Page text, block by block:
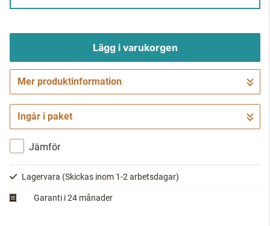
Lägg i varukorgen
Gå till kassan
Mer produktinformation
Ingår i paket
Jämför
Lagervara (Skickas inom 1-2 arbetsdagar)
Garanti i 24 månader